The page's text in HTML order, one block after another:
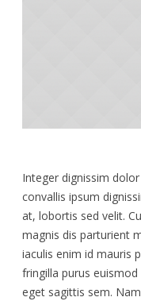
Integer dignissim
convallis ipsum
at, lobortis sed velit.
magnis dis parturient
iaculis enim id mauris
fringilla purus
eget sagittis sem.